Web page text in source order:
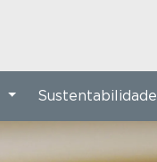
Sustentabilidade